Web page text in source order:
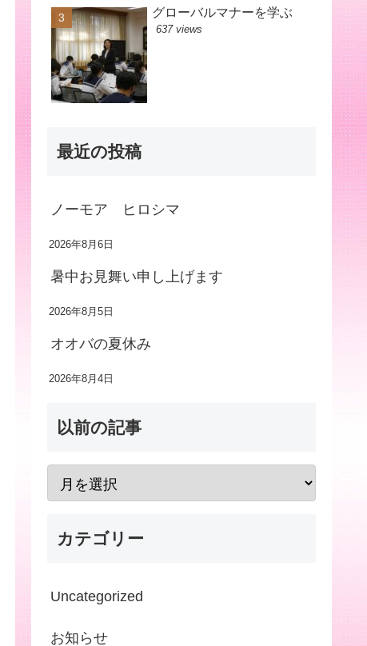
グローバルマナーを学ぶ
637 views
最近の投稿
ノーモア ヒロシマ
2026年8月6日
暑中お見舞い申し上げます
2026年8月5日
オオバの夏休み
2026年8月4日
以前の記事
カテゴリー
Uncategorized
お知らせ